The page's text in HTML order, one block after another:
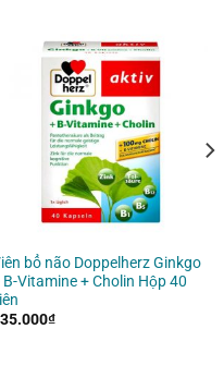
bổ não Doppelherz Ginkgo
B-Vitamine + Cholin Hộp 40
₫